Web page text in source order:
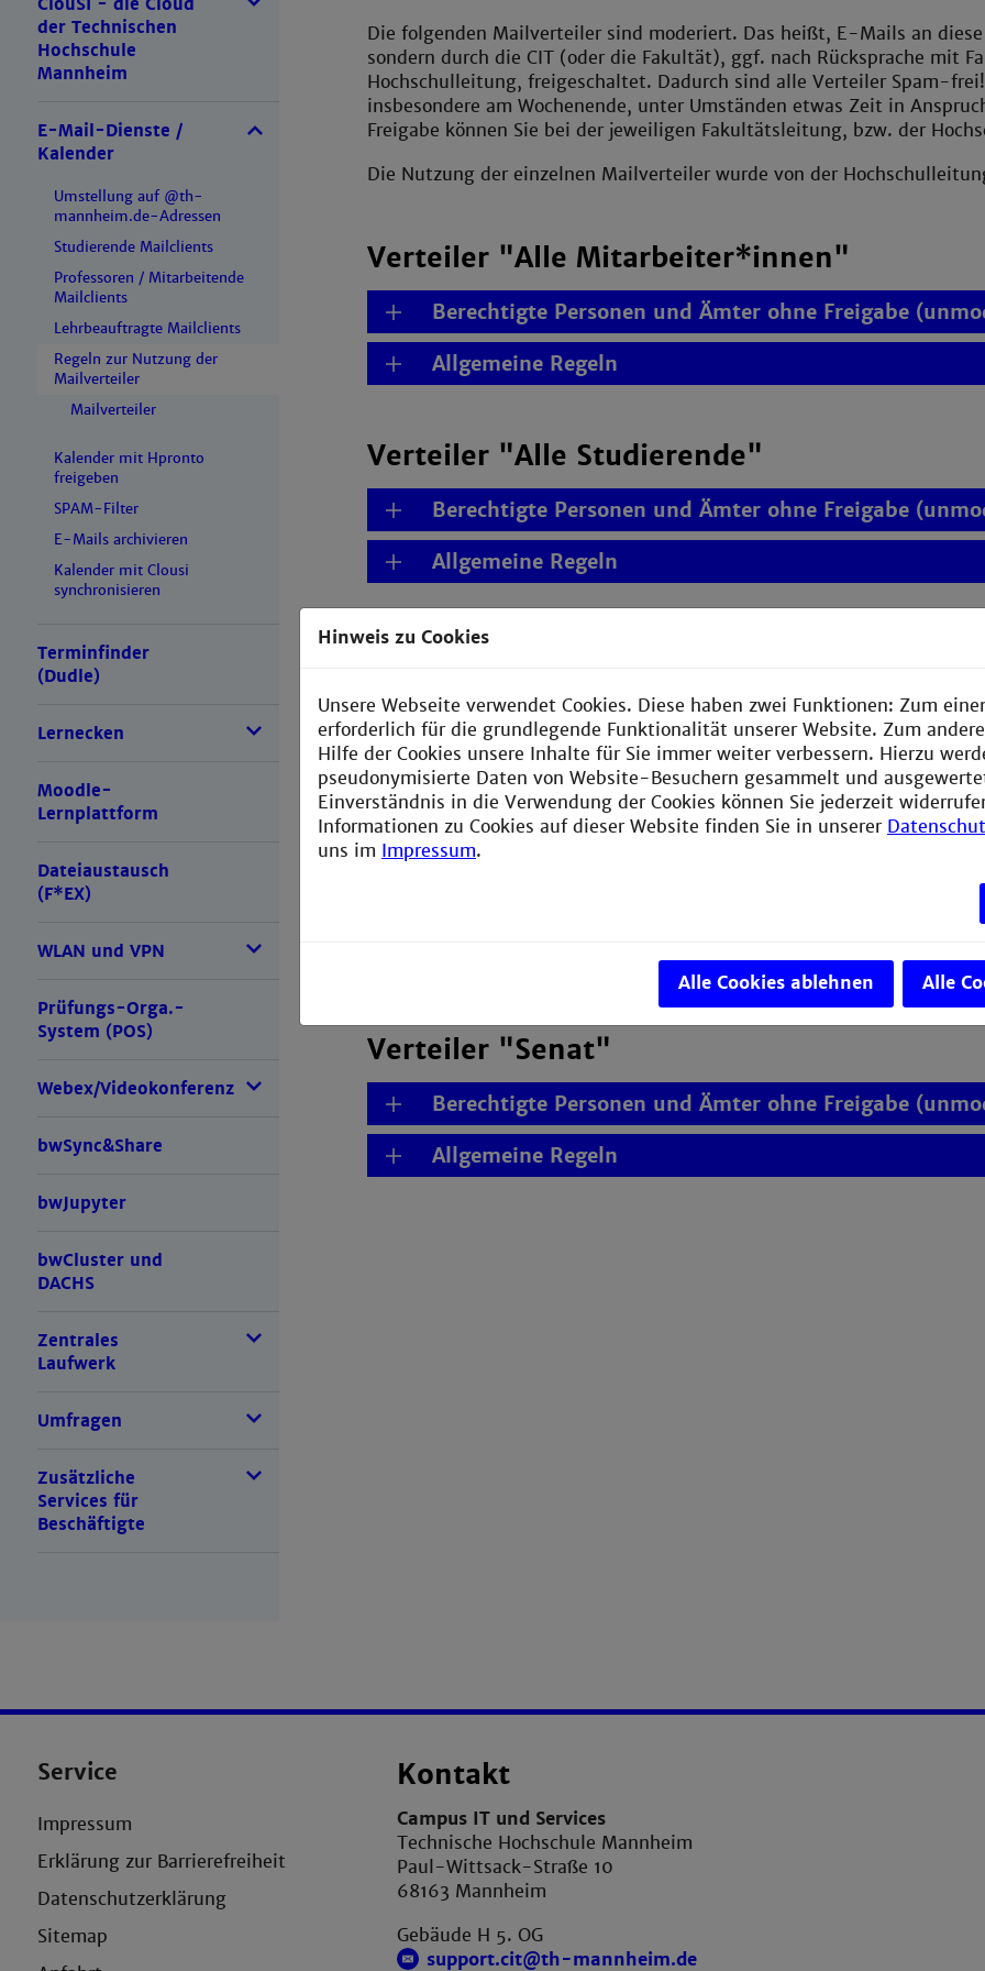
der Technischen
Hochschule
Mannheim
E-Mail-Dienste /
Kalender
Umstellung auf @th-
mannheim.de-Adressen
Studierende Mailclients
Professoren / Mitarbeitende
Mailclients
Lehrbeauftragte Mailclients
Regeln zur Nutzung der
Mailverteiler
Mailverteiler
Kalender mit Hpronto
freigeben
SPAM-Filter
E-Mails archivieren
Kalender mit Clousi
synchronisieren
Terminfinder
(Dudle)
Lernecken
Moodle-
Lernplattform
Dateiaustausch
(F*EX)
WLAN und VPN
Prüfungs-Orga.-
System (POS)
Webex/Videokonferenz
bwSync&Share
bwJupyter
bwCluster und
DACHS
Zentrales
Laufwerk
Umfragen
Zusätzliche
Services für
Beschäftigte
Die folgenden Mailverteiler sind moderiert. Das heißt, E-Mails an
sondern durch die CIT (oder die Fakultät), ggf. nach Rücksprache mit
Hochschulleitung, freigeschaltet. Dadurch sind alle Verteiler Spam-
insbesondere am Wochenende, unter Umständen etwas Zeit in
Freigabe können Sie bei der jeweiligen Fakultätsleitung, bzw. der
Die Nutzung der einzelnen Mailverteiler wurde von der
Verteiler "Alle Mitarbeiter*innen"
Berechtigte Personen und Ämter ohne Freigabe
Allgemeine Regeln
Verteiler "Alle Studierende"
Berechtigte Personen und Ämter ohne Freigabe
Allgemeine Regeln
Verteiler "Alle Professor*innen"
Berechtigte Personen und Ämter ohne Freigabe
Allgemeine Regeln
Verteiler "Alle Lehrbeauftragte"
Berechtigte Personen und Ämter ohne Freigabe
Verteiler "Senat"
Berechtigte Personen und Ämter ohne Freigabe
Allgemeine Regeln
Service
Impressum
Erklärung zur Barrierefreiheit
Datenschutzerklärung
Sitemap
Kontakt
Campus IT und Services
Technische Hochschule Mannheim
Paul-Wittsack-Straße 10
68163 Mannheim
Gebäude H 5. OG
support.cit@th-mannheim.de
Hinweis zu Cookies
Unsere Webseite verwendet Cookies. Diese haben zwei Funktionen: Zum
erforderlich für die grundlegende Funktionalität unserer Website. Zum
Hilfe der Cookies unsere Inhalte für Sie immer weiter verbessern. Hierzu
pseudonymisierte Daten von Website-Besuchern gesammelt und
Einverständnis in die Verwendung der Cookies können Sie jederzeit
Informationen zu Cookies auf dieser Website finden Sie in unserer
uns im Impressum.
Alle Cookies ablehnen Alle